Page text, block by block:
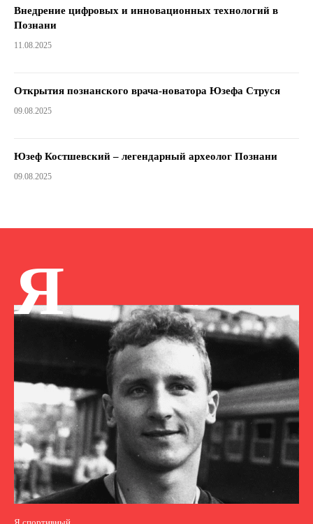
Внедрение цифровых и инновационных технологий в
Познани
11.08.2025
Открытия познанского врача-новатора Юзефа Струся
09.08.2025
Юзеф Костшевский – легендарный археолог Познани
09.08.2025
Я